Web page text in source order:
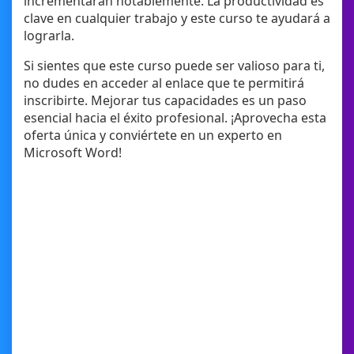
clave en cualquier trabajo y este curso te ayudará a
lograrla.
Si sientes que este curso puede ser valioso para ti,
no dudes en acceder al enlace que te permitirá
inscribirte. Mejorar tus capacidades es un paso
esencial hacia el éxito profesional. ¡Aprovecha esta
oferta única y conviértete en un experto en
Microsoft Word!